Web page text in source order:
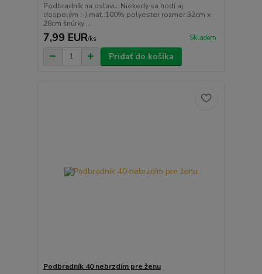
Podbradník na oslavu. Niekedy sa hodí aj
dospelým :-) mat.:100% polyester rozmer:32cm x
28cm šnúrky ...
7,99 EUR/ks Skladom
Pridať do košíka
Podbradník 40 nebrzdím pre ženu